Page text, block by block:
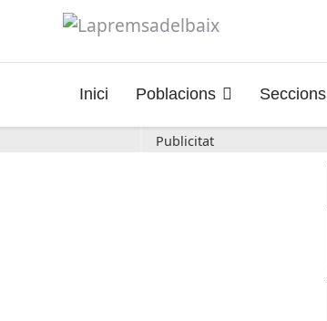
Inici Poblacions Seccions
Publicitat